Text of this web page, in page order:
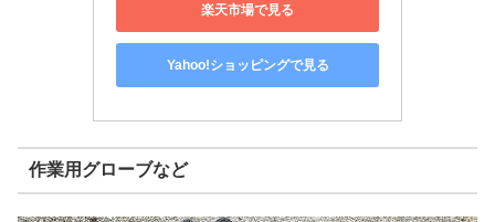
楽天市場で見る
Yahoo!ショッピングで見る
作業用グローブなど